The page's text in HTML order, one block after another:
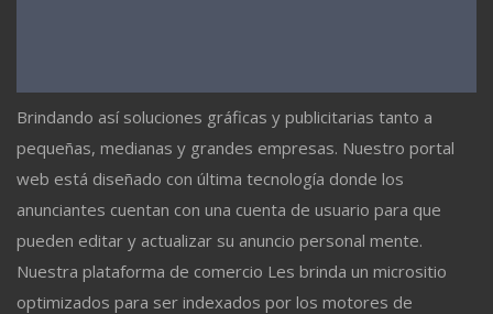
Brindando así soluciones gráficas y publicitarias tanto a
pequeñas, medianas y grandes empresas. Nuestro portal
web está diseñado con última tecnología donde los
anunciantes cuentan con una cuenta de usuario para que
pueden editar y actualizar su anuncio personal mente.
Nuestra plataforma de comercio Les brinda un micrositio
optimizados para ser indexados por los motores de